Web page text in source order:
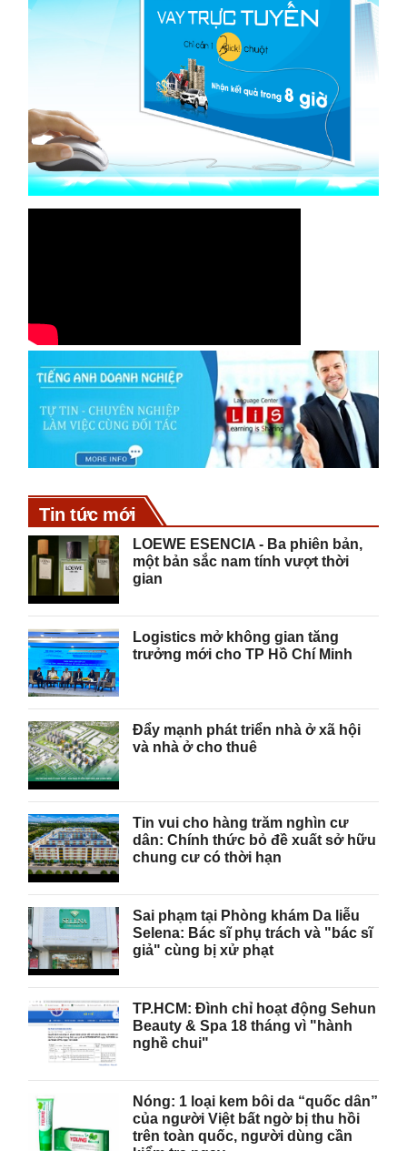
Tin tức mới
LOEWE ESENCIA - Ba phiên bản,
một bản sắc nam tính vượt thời
gian
Logistics mở không gian tăng
trưởng mới cho TP Hồ Chí Minh
Đẩy mạnh phát triển nhà ở xã hội
và nhà ở cho thuê
Tin vui cho hàng trăm nghìn cư
dân: Chính thức bỏ đề xuất sở hữu
chung cư có thời hạn
Sai phạm tại Phòng khám Da liễu
Selena: Bác sĩ phụ trách và "bác sĩ
giả" cùng bị xử phạt
TP.HCM: Đình chỉ hoạt động Sehun
Beauty & Spa 18 tháng vì "hành
nghề chui"
Nóng: 1 loại kem bôi da “quốc dân”
của người Việt bất ngờ bị thu hồi
trên toàn quốc, người dùng cần